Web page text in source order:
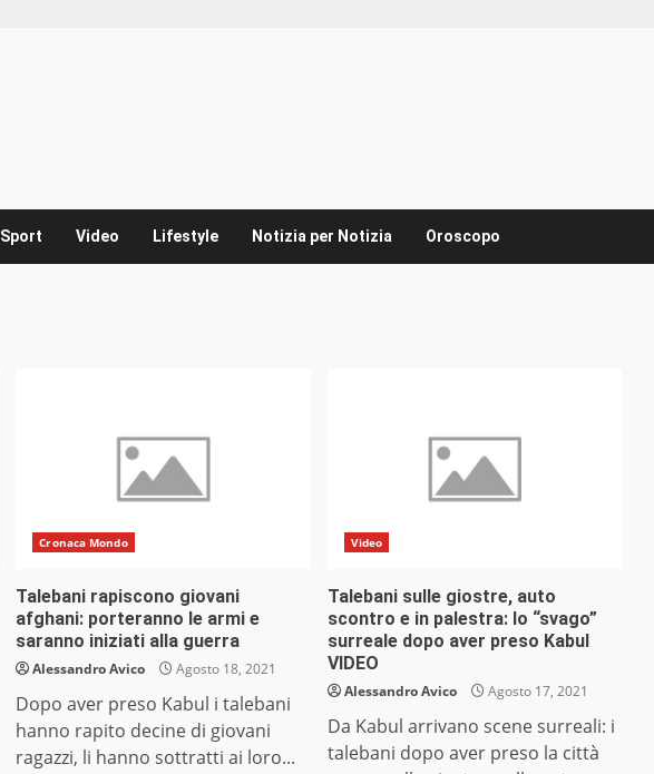
Sport Video Lifestyle Notizia per Notizia Oroscopo
Cronaca Mondo
Talebani rapiscono giovani
afghani: porteranno le armi e
saranno iniziati alla guerra
Alessandro Avico Agosto 18, 2021
Dopo aver preso Kabul i talebani
hanno rapito decine di giovani
ragazzi, li hanno sottratti ai loro...
Video
Talebani sulle giostre, auto
scontro e in palestra: lo “svago”
surreale dopo aver preso Kabul
VIDEO
Alessandro Avico Agosto 17, 2021
Da Kabul arrivano scene surreali: i
talebani dopo aver preso la città